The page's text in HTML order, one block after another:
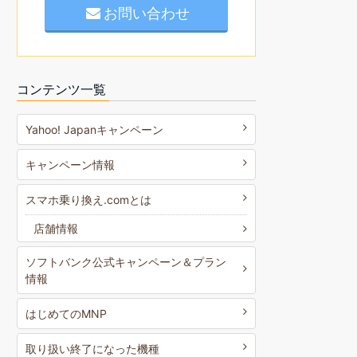
お問い合わせ
コンテンツ一覧
Yahoo! Japanキャンペーン
キャンペーン情報
スマホ乗り換え.comとは
店舗情報
ソフトバンク公式キャンペーン＆プラン
情報
はじめてのMNP
取り扱い終了になった機種